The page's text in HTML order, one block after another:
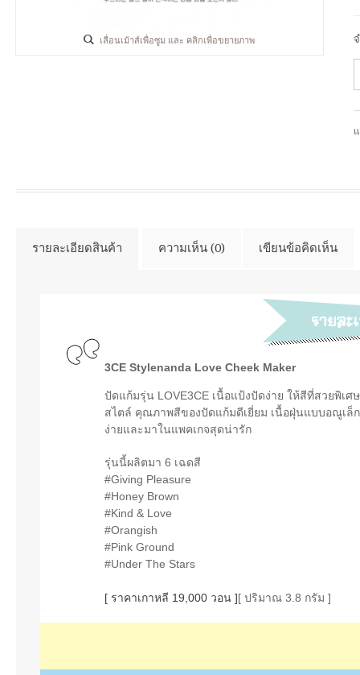
เลื่อนเม้าส์เพื่อซูม และ คลิกเพื่อขยายภาพ
รายละเอียดสินค้า ความเห็น (0) เขียนข้อคิดเห็น
3CE Stylenanda Love Cheek Maker
ปัดแก้มรุ่น LOVE3CE เนื้อแป้งปัดง่าย ให้สีที่สวยพิ
สไตล์ คุณภาพสีของปัดแก้มดีเยี่ยม เนื้อฝุ่นแบบอณูเล็
ง่ายและมาในแพคเกจสุดน่ารัก
รุ่นนี้ผลิตมา 6 เฉดสี
#Giving Pleasure
#Honey Brown
#Kind & Love
#Orangish
#Pink Ground
#Under The Stars
[ ราคาเกาหลี 19,000 วอน ][ ปริมาณ 3.8 กรัม ]